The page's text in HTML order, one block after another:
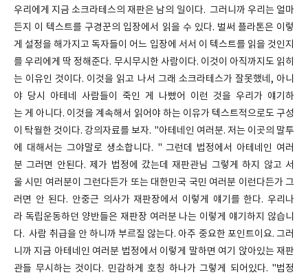
우리에게 지금 소크라테스의 재판은 남의 일이다. 그러니까 우리는 얼마
든지 이 텍스트를 구경꾼의 입장에서 읽을 수 있다. 벌써 플라톤은 이렇
게 설정을 해가지고 독자들이 어느 입장에 서서 이 텍스트를 읽을 것인지
를 우리에게 딱 정해준다. 무시무시한 사람이다. 이것이 아직까지도 읽히
는 이유인 것이다. 이것을 읽고 나서 그래 소크라테스가 잘못했네, 아니
야 당시 아테네 사람들이 죽인 게 나빴어 이런 것을 우리가 얘기하
는 게 아니다. 이것을 계속해서 읽어야 하는 이유가 텍스트적으로도 구성
이 탁월한 것이다. 강의자료를 보자. "아테네인 여러분. 저는 이곳의 말투
에 대해서는 그야말로 생소합니다. " 그런데 법정에서 아테네인 여러
분 그러면 안된다. 제가 법정에 갔는데 재판관님 그렇게 하지 않고 서
울 시민 여러분이 그런다든가 또는 대한민국 국민 여러분 이런다든가 그
러면 안 된다. 안중근 의사가 재판장에서 이렇게 얘기를 한다. 우리나
라 독립운동하던 양반들은 재판장 여러분 나는 이렇게 얘기하지 않습니
다. 사람 취급을 안 하니까 부르질 않는다. 아주 중요한 포인트이요. 그러
니까 지금 아테네인 여러분 법정에서 이렇게 말하면 여기 앉아있는 재판
관들 무시하는 것이다. 민감하게 호칭 하나가 그렇게 되어있다. "법정